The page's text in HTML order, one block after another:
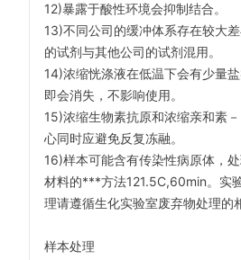
12)暴露于酸性环境会抑制结合。
13)不同公司的缓冲体系存在较大
的试剂与其他公司的试剂混用。
14)浓缩恍涤液在低温下会有少量
即会消失，不影响使用。
15)浓缩生物素抗原和浓缩亲和素
心同时应避免反复冻融。
16)样本可能含有传染性病原体，
材料的***方法121.5C,60min。实
理请遵循生化实验室废弃物处理的
样本处理